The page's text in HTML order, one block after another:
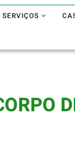
SERVIÇOS